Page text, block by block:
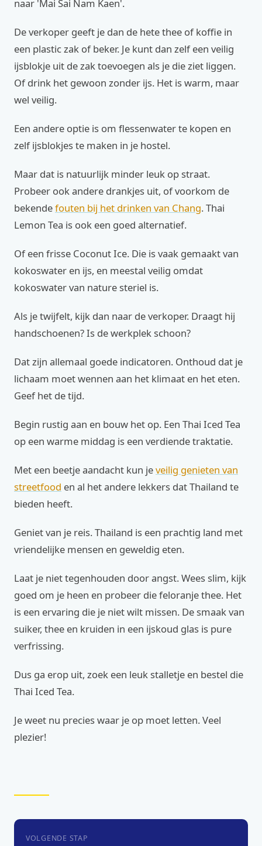
naar 'Mai Sai Nam Kaen'.
De verkoper geeft je dan de hete thee of koffie in
een plastic zak of beker. Je kunt dan zelf een veilig
ijsblokje uit de zak toevoegen als je die ziet liggen.
Of drink het gewoon zonder ijs. Het is warm, maar
wel veilig.
Een andere optie is om flessenwater te kopen en
zelf ijsblokjes te maken in je hostel.
Maar dat is natuurlijk minder leuk op straat.
Probeer ook andere drankjes uit, of voorkom de
bekendefouten bij het drinken van Chang. Thai
Lemon Tea is ook een goed alternatief.
Of een frisse Coconut Ice. Die is vaak gemaakt van
kokoswater en ijs, en meestal veilig omdat
kokoswater van nature steriel is.
Als je twijfelt, kijk dan naar de verkoper. Draagt hij
handschoenen? Is de werkplek schoon?
Dat zijn allemaal goede indicatoren. Onthoud dat je
lichaam moet wennen aan het klimaat en het eten.
Geef het de tijd.
Begin rustig aan en bouw het op. Een Thai Iced Tea
op een warme middag is een verdiende traktatie.
Met een beetje aandacht kun jeveilig genieten van
streetfood en al het andere lekkers dat Thailand te
bieden heeft.
Geniet van je reis. Thailand is een prachtig land met
vriendelijke mensen en geweldig eten.
Laat je niet tegenhouden door angst. Wees slim, kijk
goed om je heen en probeer die feloranje thee. Het
is een ervaring die je niet wilt missen. De smaak van
suiker, thee en kruiden in een ijskoud glas is pure
verfrissing.
Dus ga erop uit, zoek een leuk stalletje en bestel die
Thai Iced Tea.
Je weet nu precies waar je op moet letten. Veel
plezier!
VOLGENDE STAP